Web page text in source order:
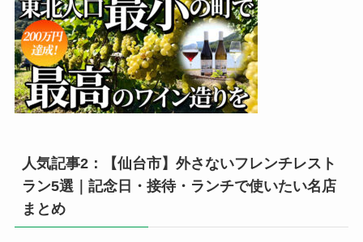
人気記事2：【仙台市】外さないフレンチレスト
ラン5選｜記念日・接待・ランチで使いたい名店
まとめ